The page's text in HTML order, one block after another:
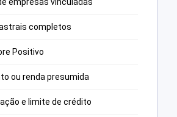
empresas vinculadas
completos
Positivo
ou renda presumida
e limite de crédito